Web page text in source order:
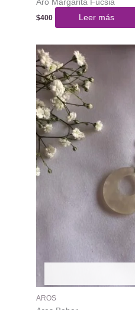
Aro Margarita Fucsia
$400 Leer más
AROS